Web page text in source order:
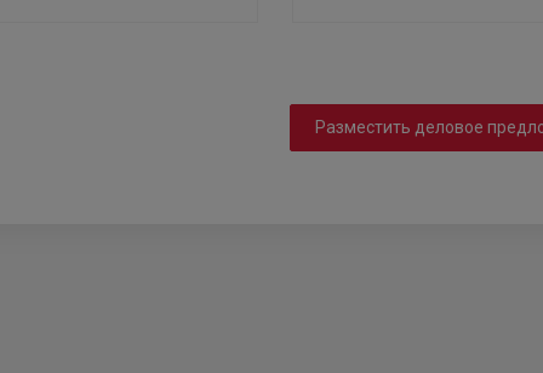
Разместить деловое